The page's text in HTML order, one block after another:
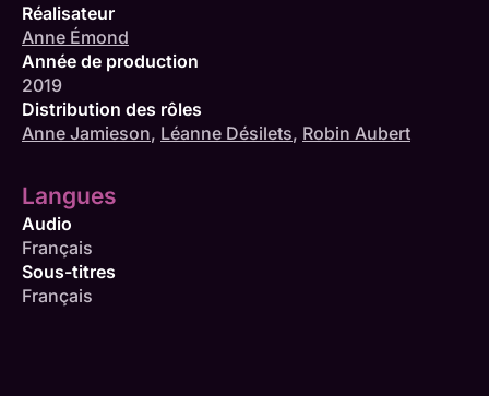
Réalisateur
Anne Émond
Année de production
2019
Distribution des rôles
Anne Jamieson, Léanne Désilets, Robin Aubert
Langues
Audio
Français
Sous-titres
Français